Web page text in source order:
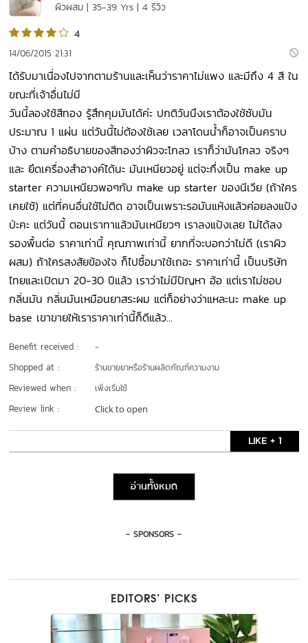
ผิวผสม | 35-39 Yrs | 4 รีวิว
4
14/06/2015 21:31
ได้รับมาเนื่องไปจากตามร้านและเห็นว่าราคาไม่แพง และมีถึง 4 สี ใน
ขณะที่เจ้าอื่นไม่มี
วันนี้ลองใช้สีทอง รู้สึกคุมมันได้ค่ะ ปกติวันนึงเราต้องใช้ซับมัน
ประมาณ 1 แผ่น แต่วันนี้ไม่ต้องใช้เลย เวลาโดนน้ำก็อาจเป็นคราบ
บ้าง ตามคำอธิบายของสีทองว่าผิวจะโกลว เราก็ว่ามันโกลว จริงๆ
และ ยึดเครื่องสำอางค์ได้นะ มันเหนียวอยู่ แต่จะกึ่งเป็น make up
starter ความเหนียวพอๆกับ make up starter ของนีเวีย (ถ้าใคร
เคยใช้) แต่ที่คนอื่นใช้ไม่ติด อาจเป็นเพราะรอมันแห้งแล้วค่อยลงแป้ง
ป่ะคะ แต่วันนี้ ตอนเราทาแล้วมันเหนียวๆ เราลงแป้งเลย ไม่ได้ลง
รองพื้นต่อ ราคาเท่านี้ คุณภาพเท่านี้ ยากที่จะบอกว่าไม่ดี (เราผิว
ผสม) ถ้าใครสงสัยข้องใจ ก็ไปซื้อมาใช้เถอะ ราคาเท่านี้ เป็นบริษัท
ไทยและเปิดมา 20-30 ปีแล้ว เราว่าไม่มีปัญหา อ้อ แต่เราไม่ชอบ
กลิ่นมัน กลิ่นมันเหมือนยาสระผม แต่ก็อย่างว่าแหละนะ make up
base เขาขายให้เราราคาเท่านี้ก็ดีแล้ว...
Benefit received : -
Shopped at : ร้านขายยาหรือร้านผลิตภัณฑ์ความงาม
Reviewed when : เพิ่งเริ่มใช้
Review link : Click to open
LIKE + 1
อ่านทั้งหมด
- SPONSORS -
EDITORS’ PICKS